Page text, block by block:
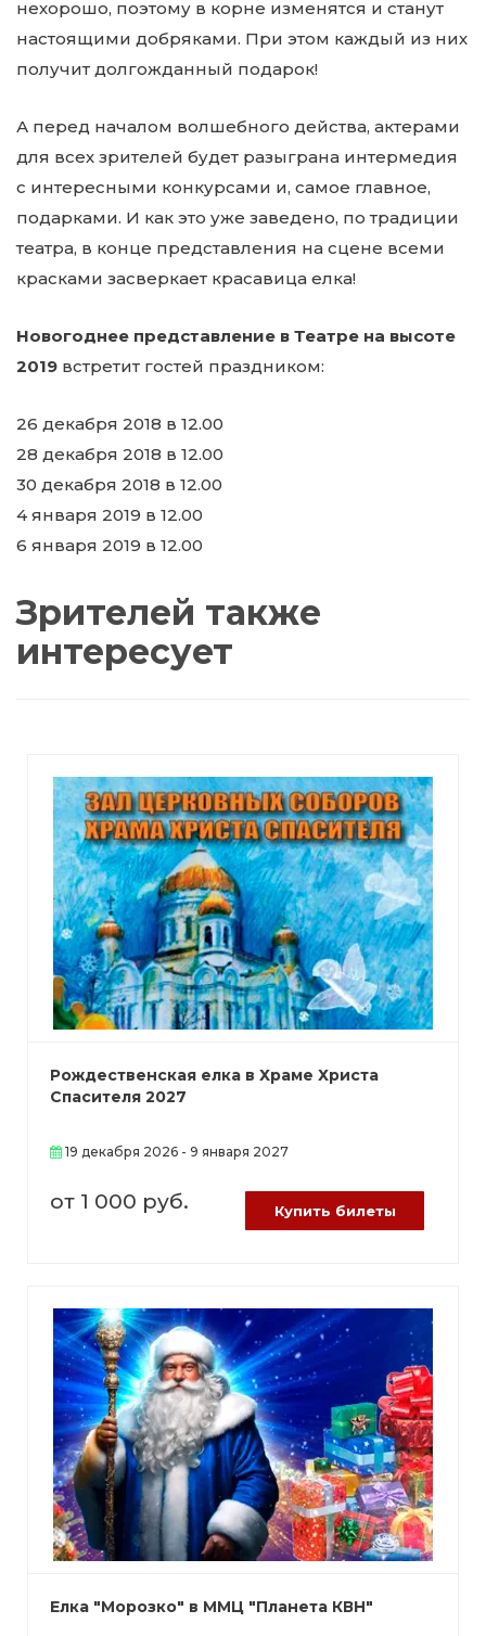
нехорошо, поэтому в корне изменятся и станут
настоящими добряками. При этом каждый из них
получит долгожданный подарок!
А перед началом волшебного действа, актерами
для всех зрителей будет разыграна интермедия
с интересными конкурсами и, самое главное,
подарками. И как это уже заведено, по традиции
театра, в конце представления на сцене всеми
красками засверкает красавица елка!
Новогоднее представление в Театре на высоте
2019 встретит гостей праздником:
26 декабря 2018 в 12.00
28 декабря 2018 в 12.00
30 декабря 2018 в 12.00
4 января 2019 в 12.00
6 января 2019 в 12.00
Зрителей также
интересует
Рождественская елка в Храме Христа
Спасителя 2027
19 декабря 2026 - 9 января 2027
от 1 000 руб. Купить билеты
Елка "Морозко" в ММЦ "Планета КВН"